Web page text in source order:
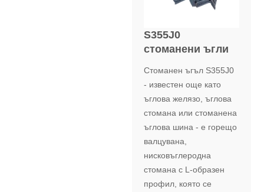
S355J0
стоманени ъгли
Стоманен ъгъл S355J0
- известен още като
ъглова желязо, ъглова
стомана или стоманена
ъглова шина - е горещо
валцувана,
нисковъглеродна
стомана с L-образен
профил, която се